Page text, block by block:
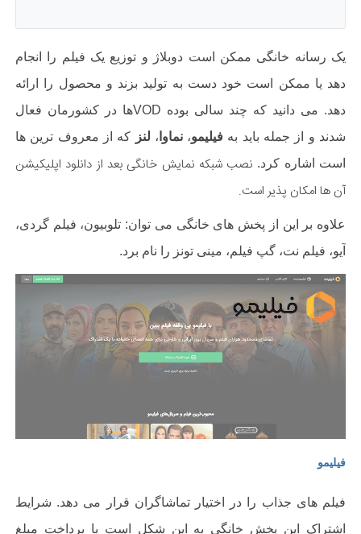
یک رسانه خانگی ممکن است دوبلاژ و توزیع یک فیلم را انجام
دهد یا ممکن است خود دست به تولید بزند و محصول را ارا ئه
دهد. می دانید که چند سالی بوده VODها در کشورمان فعال
شدند و از جمله باید به فیلیمو،نماوا ، لنز
که از معروف ترین ها
است اشاره کرد. نصب شبکه نمایش خانگی بعد از دانلود اپلیکیشن
آن ها امکان پذیر است.
علاوه بر این از پخش های خانگی می توان: تلوبیون، فیلم گردی،
آیو، فیلم نت، گپ فیلم، مینی تونز را نام برد.
فیلیمو
فیلم های جذاب را در اختیار تماشاگران قرار می دهد. شرایط
اشتراک این پخش خانگی به این شکل است با پرداخت مبلغ